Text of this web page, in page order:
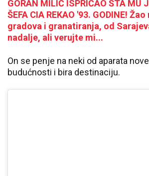
GORAN MILIĆ ISPRIČAO ŠTA MU
ŠEFA CIA REKAO '93. GODINE!
gradova i granatiranja, od
nadalje, ali verujte mi...
On se penje na neki od aparata
budućnosti i bira destinaciju.